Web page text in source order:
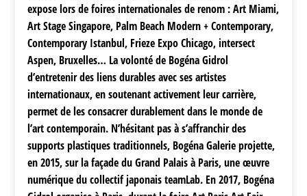
expose lors de foires internationales de renom : Art Miami,
Art Stage Singapore, Palm Beach Modern + Contemporary,
Contemporary Istanbul, Frieze Expo Chicago, intersect
Aspen, Bruxelles… La volonté de Bogéna Gidrol
d’entretenir des liens durables avec ses artistes
internationaux, en soutenant activement leur carrière,
permet de les consacrer durablement dans le monde de
l’art contemporain. N’hésitant pas à s’affranchir des
supports plastiques traditionnels, Bogéna Galerie projette,
en 2015, sur la façade du Grand Palais à Paris, une œuvre
numérique du collectif japonais teamLab. En 2017, Bogéna